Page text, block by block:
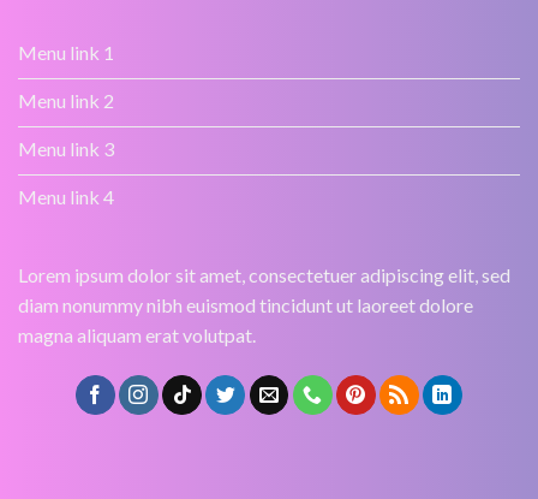
Menu link 1
Menu link 2
Menu link 3
Menu link 4
Lorem ipsum dolor sit amet, consectetuer adipiscing elit, sed
diam nonummy nibh euismod tincidunt ut laoreet dolore
magna aliquam erat volutpat.